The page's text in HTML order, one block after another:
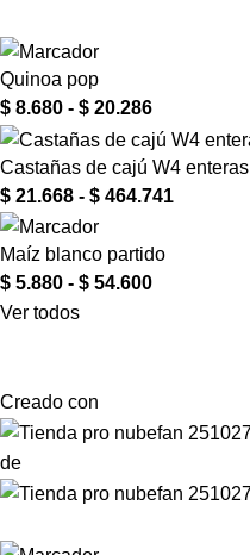
Quinoa pop
$ 8.680 - $ 20.286
Castañas de cajú W4 enteras
$ 21.668 - $ 464.741
Maíz blanco partido
$ 5.880 - $ 54.600
Ver todos
Creado con
de